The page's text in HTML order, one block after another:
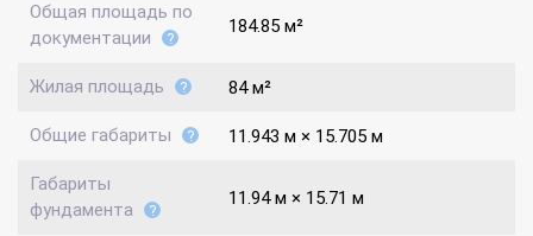
Общая площадь по
документации
184.85 м²
Жилая площадь 84 м²
Общие габариты 11.943 м × 15.705 м
Габариты
фундамента
11.94 м × 15.71 м